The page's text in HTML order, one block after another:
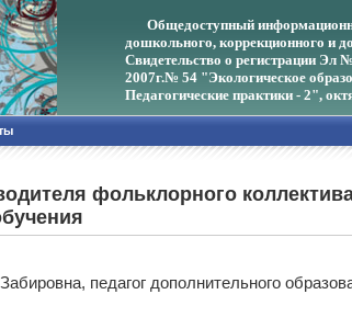
Общедоступный
дошкольного, коррекционного и
Свидетельство о регистрации Эл
2007г.№ 54 "Экологическое
Педагогические практики - 2",
фольклорного
педагог дополнительного